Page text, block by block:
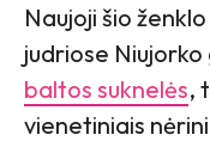
Naujoji šio
judriose
baltos suknelės,
vienetiniais